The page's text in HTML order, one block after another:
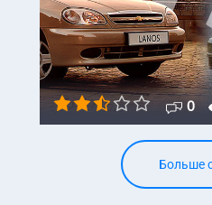
0
Больше